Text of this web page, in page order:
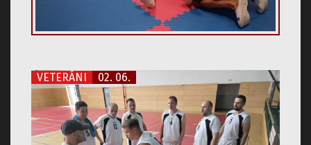
VETERÁNI 02. 06.